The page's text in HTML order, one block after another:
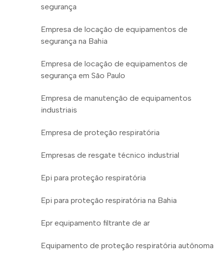
segurança
Empresa de locação de equipamentos de
segurança na Bahia
Empresa de locação de equipamentos de
segurança em São Paulo
Empresa de manutenção de equipamentos
industriais
Empresa de proteção respiratória
Empresas de resgate técnico industrial
Epi para proteção respiratória
Epi para proteção respiratória na Bahia
Epr equipamento filtrante de ar
Equipamento de proteção respiratória autônoma